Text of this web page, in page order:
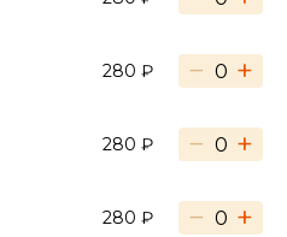
280 ₽ − +
280 ₽ − +
280 ₽ − +